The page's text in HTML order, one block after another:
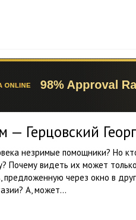
— Герцовский
незримые помощники? Но
Почему видеть их может
через окно в
А, может...